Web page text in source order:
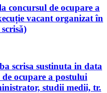
concursul de ocupare a
vacant organizat în
scrisa sustinuta in data
ocupare a postului
studii medii, tr.